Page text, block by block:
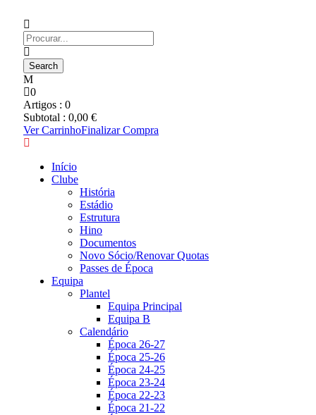
0
Artigos : 0
Subtotal : 0,00 €
Ver CarrinhoFinalizar Compra
Início
Clube
História
Estádio
Estrutura
Hino
Documentos
Novo Sócio/Renovar Quotas
Passes de Época
Equipa
Plantel
Equipa Principal
Equipa B
Calendário
Época 26-27
Época 25-26
Época 24-25
Época 23-24
Época 22-23
Época 21-22